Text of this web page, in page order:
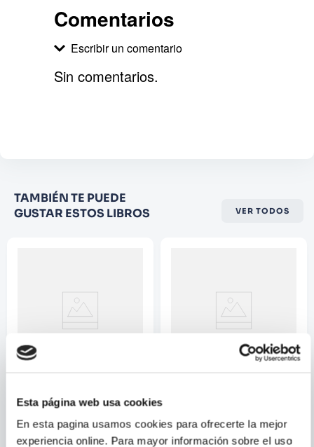
Esta página web usa cookies
En esta pagina usamos cookies para ofrecerte la mejor
experiencia online. Para mayor información sobre el uso
es la historia de una familia y la de la voluntad
Comentarios
Escribir un comentario
Califique el producto de 1 a 5
estrellas
Correo electrónico
Sin comentarios.
TAMBIÉN TE PUEDE
GUSTAR ESTOS LIBROS
VER TODOS
MARIO MENDOZA
EL ROBO SIETE MINUTOS